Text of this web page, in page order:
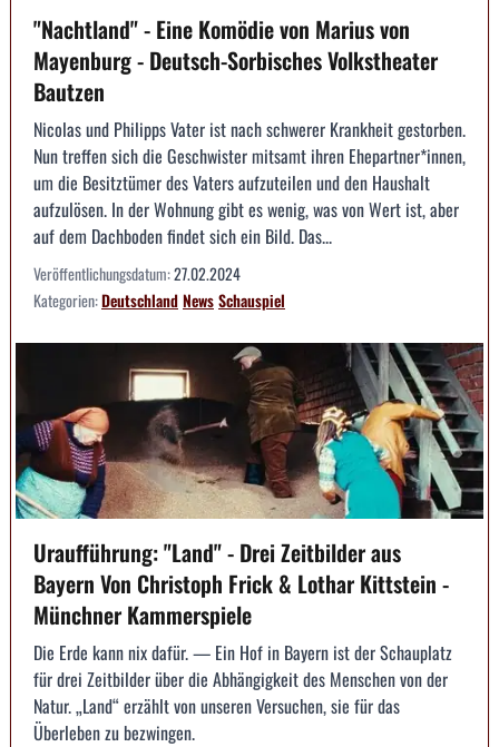
"Nachtland" - Eine Komödie von Marius von
Mayenburg - Deutsch-Sorbisches Volkstheater
Bautzen
Nicolas und Philipps Vater ist nach schwerer Krankheit gestorben.
Nun treffen sich die Geschwister mitsamt ihren Ehepartner*innen,
um die Besitztümer des Vaters aufzuteilen und den Haushalt
aufzulösen. In der Wohnung gibt es wenig, was von Wert ist, aber
auf dem Dachboden findet sich ein Bild. Das...
Veröffentlichungsdatum:27.02.2024
Kategorien:DeutschlandNewsSchauspiel
Uraufführung: "Land" - Drei Zeitbilder aus
Bayern Von Christoph Frick & Lothar Kittstein -
Münchner Kammerspiele
Die Erde kann nix dafür. — Ein Hof in Bayern ist der Schauplatz
für drei Zeitbilder über die Abhängigkeit des Menschen von der
Natur. „Land“ erzählt von unseren Versuchen, sie für das
Überleben zu bezwingen.